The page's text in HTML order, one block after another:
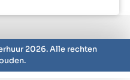
2026. Alle rechten